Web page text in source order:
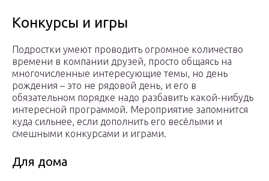
Конкурсы и игры
Подростки умеют проводить огромное количество
времени в компании друзей, просто общаясь на
многочисленные интересующие темы, но день
рождения – это не рядовой день, и его в
обязательном порядке надо разбавить какой-нибудь
интересной программой. Мероприятие запомнится
куда сильнее, если дополнить его весёлыми и
смешными конкурсами и играми.
Для дома